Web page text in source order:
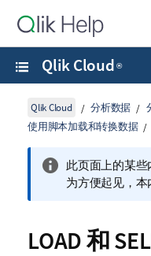
Qlik Cloud ®
Qlik Cloud 分析数据
使用脚本加载和转换数据
此页面上的某些
为方便起见，本
LOAD和